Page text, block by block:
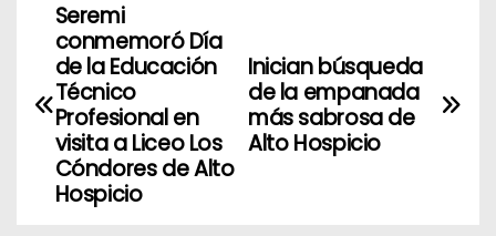
N
v
Inician búsqueda
de la empanada
más sabrosa de
Alto Hospicio
Seremi
conmemoró Día
de la Educación
Técnico
Profesional en
visita a Liceo Los
Cóndores de Alto
Hospicio